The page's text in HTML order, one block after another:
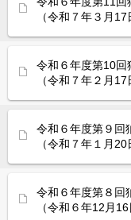
（令和７年３月17
令和６年度第10回
（令和７年２月17
令和６年度第９回
（令和７年１月20
令和６年度第８回
（令和６年12月16